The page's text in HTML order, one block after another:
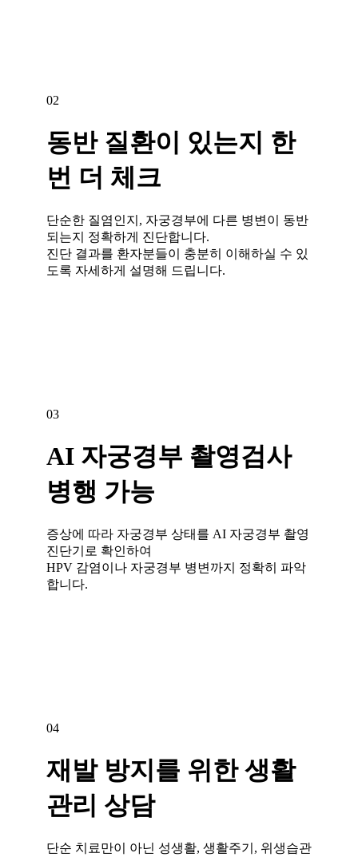
02
동반 질환이 있는지 한
번 더 체크
단순한 질염인지, 자궁경부에 다른 병변이 동반
되는지 정확하게 진단합니다.
진단 결과를 환자분들이 충분히 이해하실 수 있
도록 자세하게 설명해 드립니다.
03
AI 자궁경부 촬영검사
병행 가능
증상에 따라 자궁경부 상태를 AI 자궁경부 촬영
진단기로 확인하여
HPV 감염이나 자궁경부 병변까지 정확히 파악
합니다.
04
재발 방지를 위한 생활
관리 상담
단순 치료만이 아닌 성생활, 생활주기, 위생습관